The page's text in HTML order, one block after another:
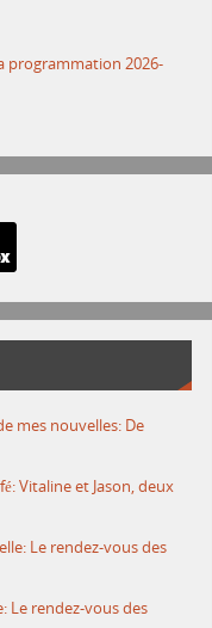
programmation 2026-
mes nouvelles: De
Vitaline et Jason, deux
Le rendez-vous des
Le rendez-vous des